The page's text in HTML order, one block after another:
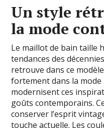
Un style
la mode
Le maillot de bain taille
tendances des
retrouve dans ce
fortement dans la mode
modernisent ces
goûts contemporains.
conserver l’esprit
touche actuelle. Les